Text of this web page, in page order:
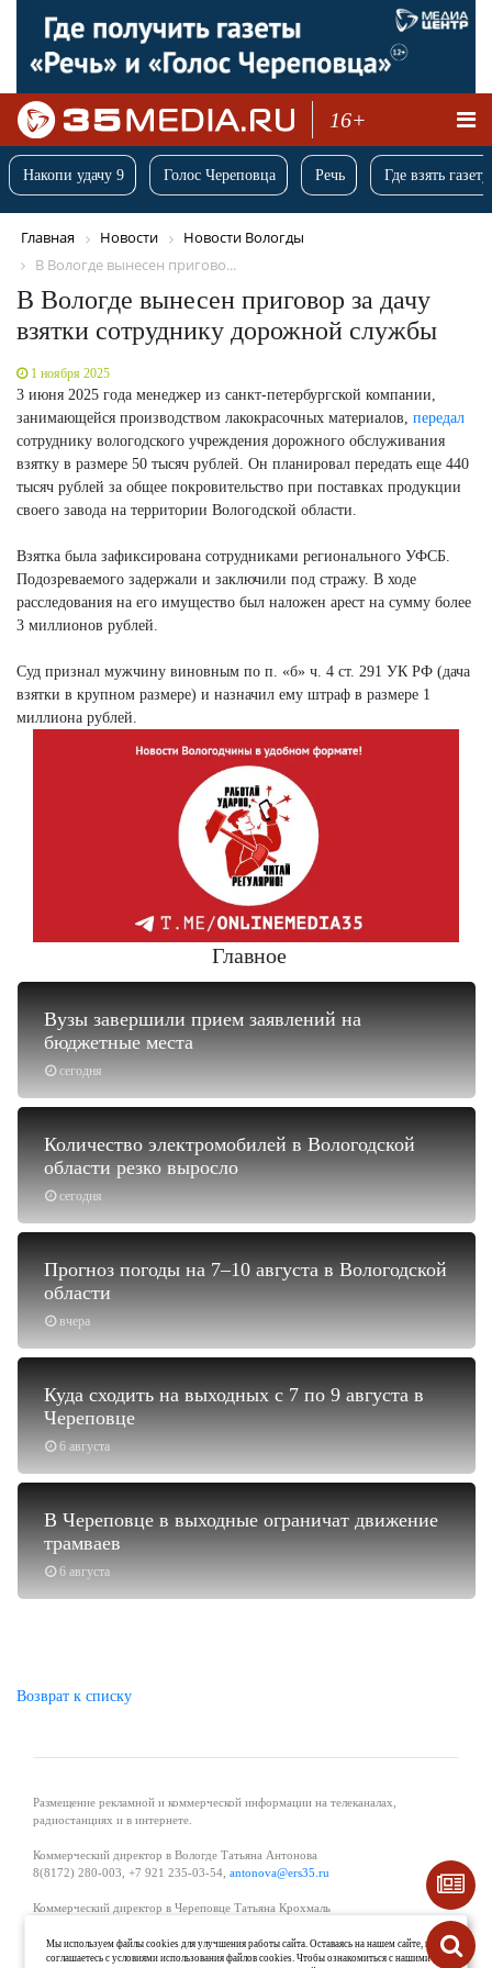
16+
Накопи удачу 9 Голос Череповца Речь Где взять
Главная Новости
Новости Вологды
В Вологде вынесен пригово...
В Вологде вынесен приговор за дачу
взятки сотруднику дорожной службы
1 ноября 2025
3 июня 2025 года менеджер из санкт-петербургской компании,
занимающейся производством лакокрасочных материалов, передал
сотруднику вологодского учреждения дорожного обслуживания
взятку в размере 50 тысяч рублей. Он планировал передать еще 440
тысяч рублей за общее покровительство при поставках продукции
своего завода на территории Вологодской области.
Взятка была зафиксирована сотрудниками регионального УФСБ.
Подозреваемого задержали и заключили под стражу. В ходе
расследования на его имущество был наложен арест на сумму более
3 миллионов рублей.
Суд признал мужчину виновным по п. «б» ч. 4 ст. 291 УК РФ (дача
взятки в крупном размере) и назначил ему штраф в размере 1
миллиона рублей.
Главное
сегодня
Вузы завершили прием заявлений на
бюджетные места
сегодня
Количество электромобилей в Вологодской
области резко выросло
вчера
Прогноз погоды на 7–10 августа в Вологодской
области
6 августа
Куда сходить на выходных с 7 по 9 августа в
Череповце
6 августа
В Череповце в выходные ограничат движение
трамваев
Возврат к списку
Размещение рекламной и коммерческой информации на телеканалах,
радиостанциях и в интернете.
Коммерческий директор в Вологде Татьяна Антонова
8(8172) 280-003, +7 921 235-03-54, antonova@ers35.ru
Коммерческий директор в Череповце Татьяна Крохмаль
Начальник отдела рекламы в Великом Устюге Екатерина Вьюжанина 8(81738)
Мы используем файлы cookies для улучшения работы сайта. Оставаясь на нашем сайте, вы
соглашаетесь с условиями использования файлов cookies. Чтобы ознакомиться с нашими